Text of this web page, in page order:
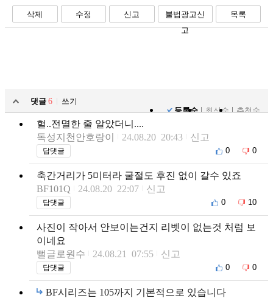
삭제 수정 신고
불법광고신
고
목록
댓글 6
쓰기
등록순
최신순 추천순
헐..전멸한 줄 알았더니....
독성지천안호랑이
24.08.20 20:43 신고
답댓글 0 0
축간거리가 5미터라 굴절도 후진 없이 갈수 있죠
BF101Q
24.08.20 22:07 신고
답댓글 0 10
사진이 작아서 안보이는건지 리벳이 없는것 처럼 보
이네요
뻘글로원수
24.08.21 07:55 신고
답댓글 0 0
BF시리즈는 105까지 기본적으로 있습니다